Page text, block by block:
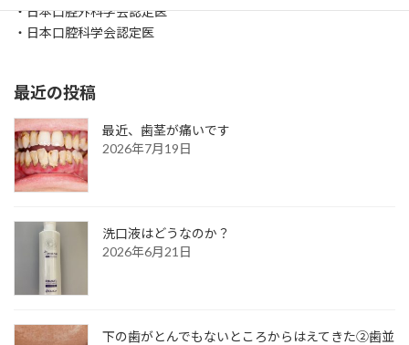
・日本口腔外科学会認定医
・日本口腔科学会認定医
最近の投稿
最近、歯茎が痛いです
2026年7月19日
洗口液はどうなのか？
2026年6月21日
下の歯がとんでもないところからはえてきた②歯並